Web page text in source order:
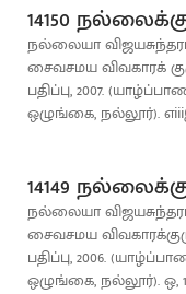
14150
நல்லையா
சைவசமய விவகாரக்
பதிப்பு, 2007.
ஒழுங்கை, நல்லூர்).
14149
நல்லையா
சைவசமய
பதிப்பு, 2006.
ஒழுங்கை, நல்லூர்). ஒ,